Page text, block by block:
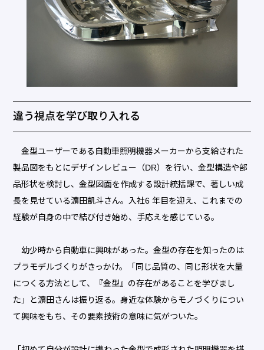
違う視点を学び取り入れる
金型ユーザーである自動車照明機器メーカーから支給された
製品図をもとにデザインレビュー（DR）を行い、金型構造や部
品形状を検討し、金型図面を作成する設計統括課で、著しい成
長を見せている濵田凱斗さん。入社6 年目を迎え、これまでの
経験が自身の中で結び付き始め、手応えを感じている。
幼少時から自動車に興味があった。金型の存在を知ったのは
プラモデルづくりがきっかけ。「同じ品質の、同じ形状を大量
につくる方法として、『金型』の存在があることを学びまし
た」と濵田さんは振り返る。身近な体験からモノづくりについ
て興味をもち、その要素技術の意味に気がついた。